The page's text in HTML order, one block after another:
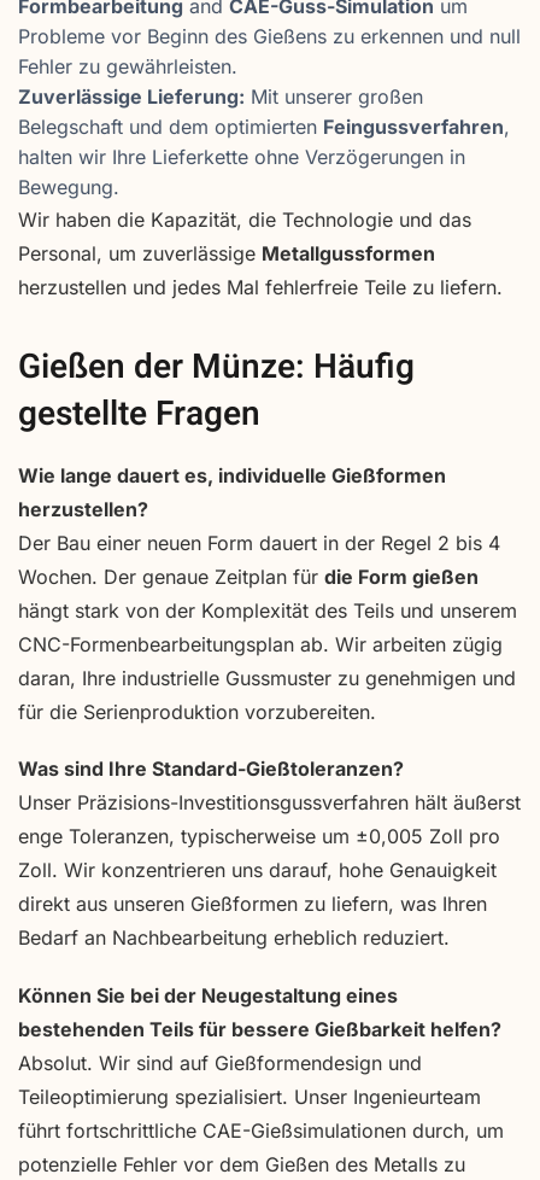
Formbearbeitung and CAE-Guss-Simulation um
Probleme vor Beginn des Gießens zu erkennen und null
Fehler zu gewährleisten.
Zuverlässige Lieferung: Mit unserer großen
Belegschaft und dem optimierten Feingussverfahren,
halten wir Ihre Lieferkette ohne Verzögerungen in
Bewegung.
Wir haben die Kapazität, die Technologie und das
Personal, um zuverlässige Metallgussformen
herzustellen und jedes Mal fehlerfreie Teile zu liefern.
Gießen der Münze: Häufig
gestellte Fragen
Wie lange dauert es, individuelle Gießformen
herzustellen?
Der Bau einer neuen Form dauert in der Regel 2 bis 4
Wochen. Der genaue Zeitplan für die Form gießen
hängt stark von der Komplexität des Teils und unserem
CNC-Formenbearbeitungsplan ab. Wir arbeiten zügig
daran, Ihre industrielle Gussmuster zu genehmigen und
für die Serienproduktion vorzubereiten.
Was sind Ihre Standard-Gießtoleranzen?
Unser Präzisions-Investitionsgussverfahren hält äußerst
enge Toleranzen, typischerweise um ±0,005 Zoll pro
Zoll. Wir konzentrieren uns darauf, hohe Genauigkeit
direkt aus unseren Gießformen zu liefern, was Ihren
Bedarf an Nachbearbeitung erheblich reduziert.
Können Sie bei der Neugestaltung eines
bestehenden Teils für bessere Gießbarkeit helfen?
Absolut. Wir sind auf Gießformendesign und
Teileoptimierung spezialisiert. Unser Ingenieurteam
führt fortschrittliche CAE-Gießsimulationen durch, um
potenzielle Fehler vor dem Gießen des Metalls zu